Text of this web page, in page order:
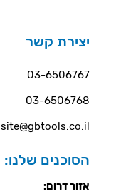
יצירת קשר
03-6506767
03-6506768
site@gbtools.co.il
הסוכנים שלנו:
אזור דרום: